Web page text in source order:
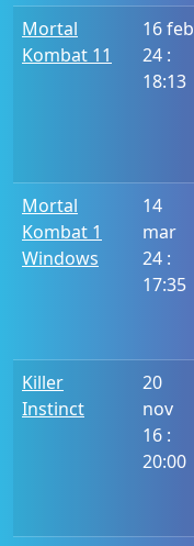
Mortal
Kombat 11
16 feb
24 :
18:13
Mortal
Kombat 1
Windows
14
mar
24 :
17:35
Killer
Instinct
20
nov
16 :
20:00